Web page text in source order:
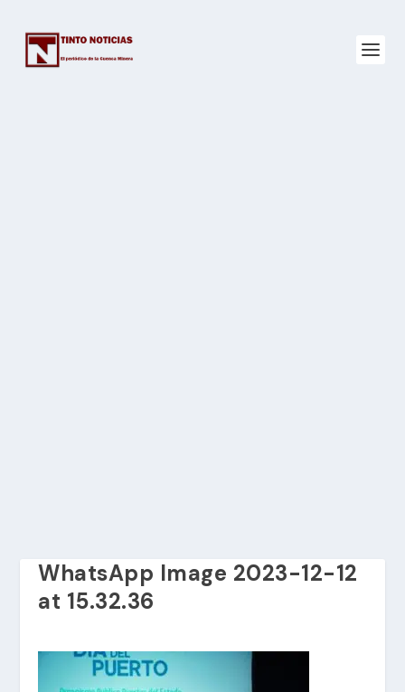
WhatsApp Image 2023-12-12
at 15.32.36